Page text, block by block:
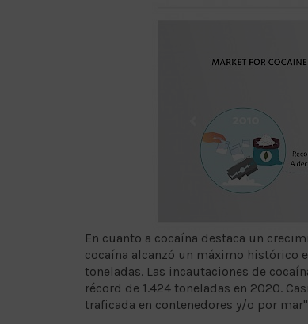
En cuanto a cocaína destaca un
cocaína alcanzó un máximo histórico
toneladas. Las incautaciones de
récord de 1.424 toneladas en 2020.
traficada en contenedores y/o por